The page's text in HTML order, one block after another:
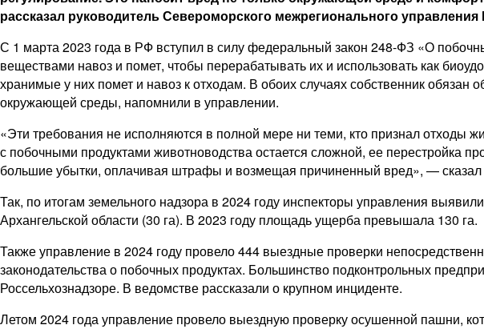
рассказал руководитель Североморского межрегионального
С 1 марта 2023 года в РФ вступил в силу федеральный закон 248-ФЗ «О
веществами навоз и помет, чтобы перерабатывать их и использовать как
хранимые у них помет и навоз к отходам. В обоих случаях собственник обязан
окружающей среды, напомнили в управлении.
«Эти требования не исполняются в полной мере ни теми, кто признал отходы
с побочными продуктами животноводства остается сложной, ее перестройка
большие убытки, оплачивая штрафы и возмещая причиненный вред», — сказал
Так, по итогам земельного надзора в 2024 году инспекторы управления
Архангельской области (30 га). В 2023 году площадь ущерба превышала 130 га.
Также управление в 2024 году провело 444 выездные проверки
законодательства о побочных продуктах. Большинство подконтрольных
Россельхознадзоре. В ведомстве рассказали о крупном инциденте.
Летом 2024 года управление провело выездную проверку осушенной пашни,